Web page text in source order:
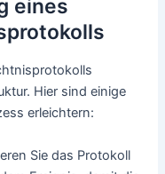
eines
Hier sind einige
erleichtern:
Sie das Protokoll